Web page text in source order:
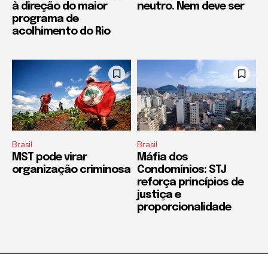
à direção do maior
programa de
acolhimento do Rio
neutro. Nem deve ser
Brasil
MST pode virar
organização criminosa
Brasil
Máfia dos
Condomínios: STJ
reforça princípios de
justiça e
proporcionalidade